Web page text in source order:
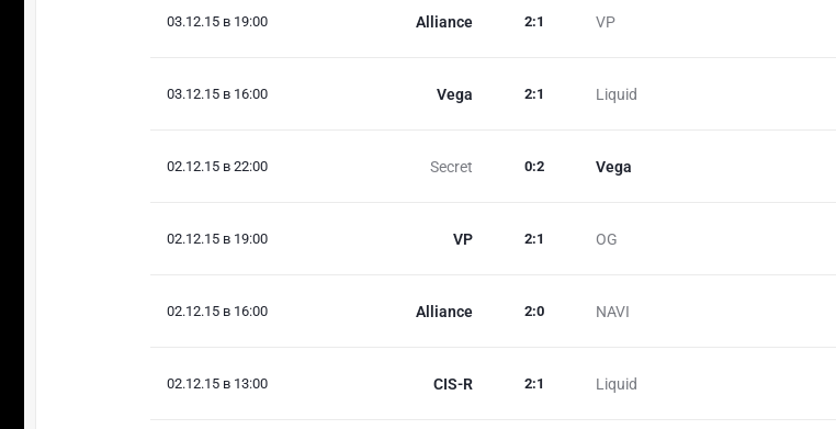
03.12.15 в 19:00 Alliance VP
2:1
03.12.15 в 16:00 Vega Liquid
2:1
02.12.15 в 22:00 Secret Vega
0:2
02.12.15 в 19:00 VP OG
2:1
02.12.15 в 16:00 Alliance NAVI
2:0
02.12.15 в 13:00 CIS-R Liquid
2:1